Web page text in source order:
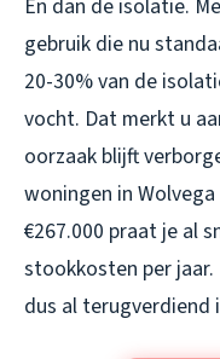
En dan de isolatie.
gebruik die nu
20-30% van de
vocht. Dat merkt u
oorzaak blijft
woningen in
€267.000 praat je al
stookkosten per
dus al terugverdiend